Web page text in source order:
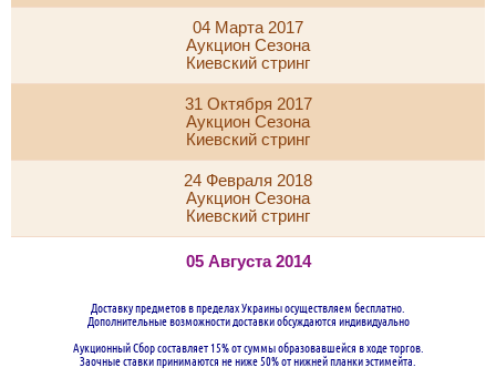
04 Марта 2017
Аукцион Сезона
Киевский стринг
31 Октября 2017
Аукцион Сезона
Киевский стринг
24 Февраля 2018
Аукцион Сезона
Киевский стринг
05 Августа 2014
Доставку предметов в пределах Украины осуществляем бесплатно.
Дополнительные возможности доставки обсуждаются индивидуально
Аукционный Сбор составляет 15% от суммы образовавшейся в ходе торгов.
Заочные ставки принимаются не ниже 50% от нижней планки эстимейта.